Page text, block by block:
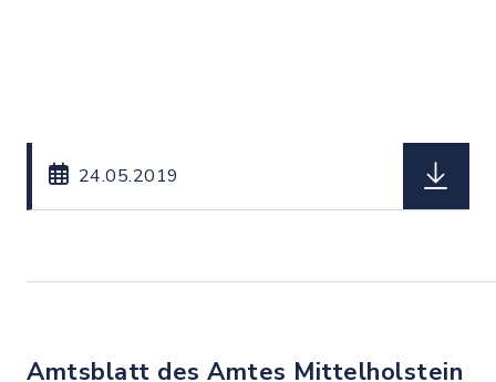
24.05.2019
Amtsblatt des Amtes Mittelholstein